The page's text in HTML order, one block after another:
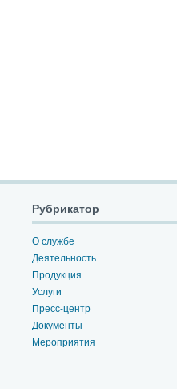
Рубрикатор
О службе
Деятельность
Продукция
Услуги
Пресс-центр
Документы
Мероприятия